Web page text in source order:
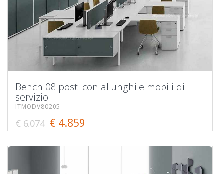
Bench 08 posti con allunghi e mobili di
servizio
ITMODV80205
€ 6.074 € 4.859